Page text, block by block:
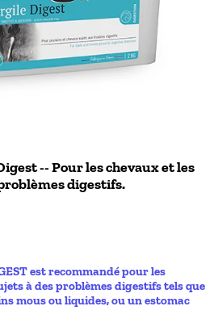
-- Pour les chevaux et les
digestifs.
est recommandé pour les
à des problèmes digestifs tels que
mous ou liquides, ou un estomac